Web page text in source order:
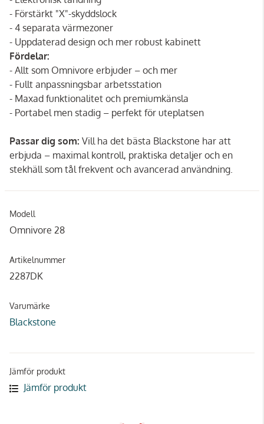
- Förstärkt "X"-skyddslock
- 4 separata värmezoner
- Uppdaterad design och mer robust kabinett
Fördelar:
- Allt som Omnivore erbjuder – och mer
- Fullt anpassningsbar arbetsstation
- Maxad funktionalitet och premiumkänsla
- Portabel men stadig – perfekt för uteplatsen
Passar dig som: Vill ha det bästa Blackstone har att
erbjuda – maximal kontroll, praktiska detaljer och en
stekhäll som tål frekvent och avancerad användning.
Modell
Omnivore 28
Artikelnummer
2287DK
Varumärke
Blackstone
Jämför produkt
Jämför produkt